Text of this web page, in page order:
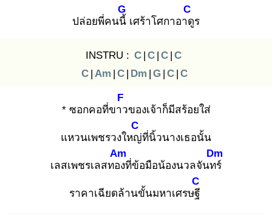
ปล่อยพี่คนนี้
G
เศร้าโศกาอาดู
C
ร
INSTRU : C | C | C | C
C | Am | C | Dm | G | C | C
* ซอกคอที่ขาว
F
ของเจ้าก็มีสร้อยใส่
แหวนเพชรวงใหญ่
C
ที่นิ้วนางเธอนั้น
เลสเพชรเลสทอง
Am
ที่ข้อมือน้องนวลจันทร์
Dm
ราคาเฉียดล้านขั้นมหาเศรษฐี
C